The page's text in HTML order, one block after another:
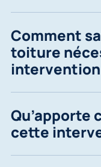
Comment
toiture
Qu’apporte
cette